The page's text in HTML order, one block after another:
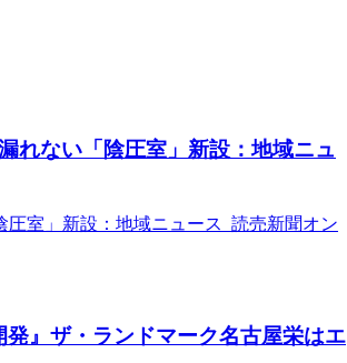
れない「陰圧室」新設：地域ニュ
室」新設：地域ニュース 読売新聞オン
』ザ・ランドマーク名古屋栄はエ